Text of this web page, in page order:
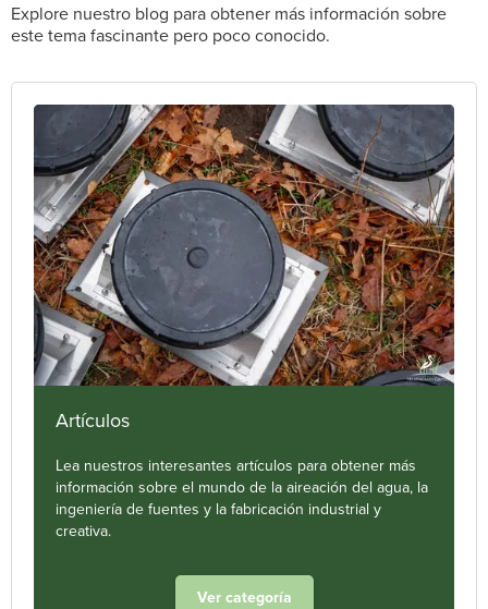
Explore nuestro blog para obtener más información sobre
este tema fascinante pero poco conocido.
Artículos
Lea nuestros interesantes artículos para obtener más
información sobre el mundo de la aireación del agua, la
ingeniería de fuentes y la fabricación industrial y
creativa.
Ver categoría